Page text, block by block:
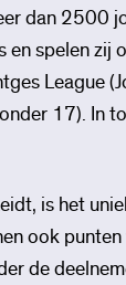
dan 2500
en spelen
League
17). In
is het
ook
de